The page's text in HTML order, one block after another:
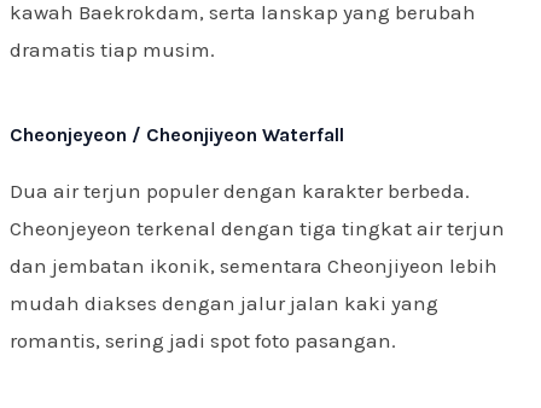
kawah Baekrokdam, serta lanskap yang berubah
dramatis tiap musim.
Cheonjeyeon / Cheonjiyeon Waterfall
Dua air terjun populer dengan karakter berbeda.
Cheonjeyeon terkenal dengan tiga tingkat air terjun
dan jembatan ikonik, sementara Cheonjiyeon lebih
mudah diakses dengan jalur jalan kaki yang
romantis, sering jadi spot foto pasangan.